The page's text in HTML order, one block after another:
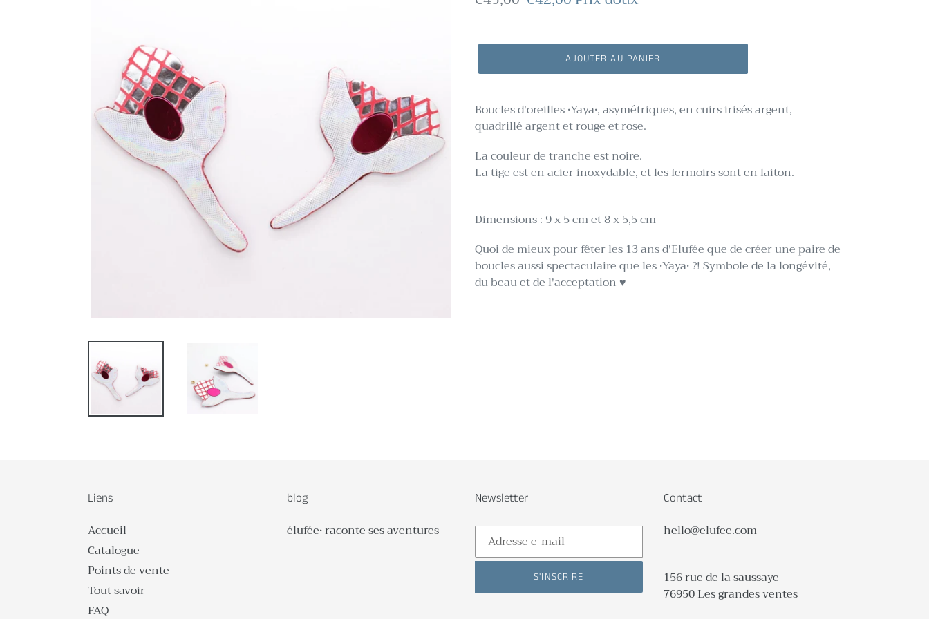
AJOUTER AU PANIER
Boucles d'oreilles •Yaya•, asymétriques, en cuirs irisés argent,
quadrillé argent et rouge et rose.
La couleur de tranche est noire.
La tige est en acier inoxydable, et les fermoirs sont en laiton.
Dimensions : 9 x 5 cm et 8 x 5,5 cm
Quoi de mieux pour fêter les 13 ans d'Elufée que de créer une paire de
boucles aussi spectaculaire que les •Yaya• ?! Symbole de la longévité,
du beau et de l'acceptation ♥
Liens
Accueil
Catalogue
Points de vente
Tout savoir
FAQ
blog
élufée• raconte ses aventures
Newsletter
S'INSCRIRE
Contact
hello@elufee.com
156 rue de la saussaye
76950 Les grandes ventes